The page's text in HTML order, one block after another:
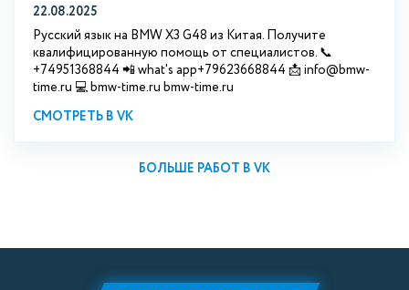
22.08.2025
Русский язык на BMW X3 G48 из Китая. Получите
квалифицированную помощь от специалистов. 📞
+74951368844 📲 what's app+79623668844 📩 info@bmw-
time.ru 💻 bmw-time.ru bmw-time.ru
СМОТРЕТЬ В VK
БОЛЬШЕ РАБОТ В VK